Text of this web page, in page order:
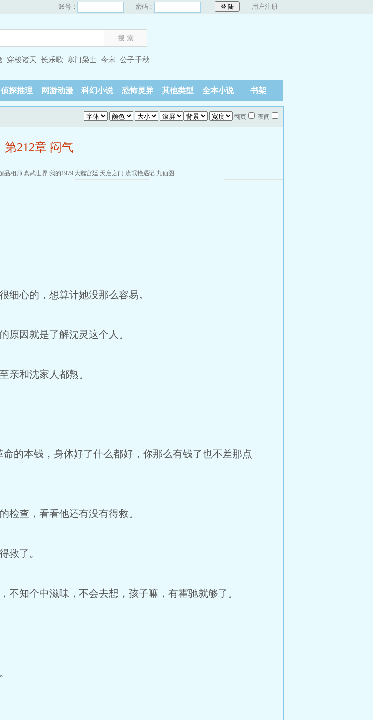
账号： 密码： 用户注册
穿梭诸天 长乐歌 寒门枭士 今宋 公子千秋
侦探推理 网游动漫 科幻小说 恐怖灵异 其他类型 全本小说 书架
翻页 夜间
第212章 闷气
品相师 真武世界 我的1979 大魏宫廷 天启之门 流氓艳遇记 九仙图
细心的，想算计她没那么容易。
原因就是了解沈灵这个人。
亲和沈家人都熟。
的本钱，身体好了什么都好，你那么有钱了也不差那点
检查，看看他还有没有得救。
救了。
不知个中滋味，不会去想，孩子嘛，有霍驰就够了。